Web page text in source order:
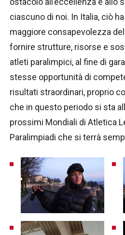
ciascuno di noi. In Italia, ciò
maggiore consapevolezza
fornire strutture, risorse e
atleti paralimpici, al fine di
stesse opportunità di
risultati straordinari, proprio
che in questo periodo si sta
prossimi Mondiali di Atletica
Paralimpiadi che si terrà